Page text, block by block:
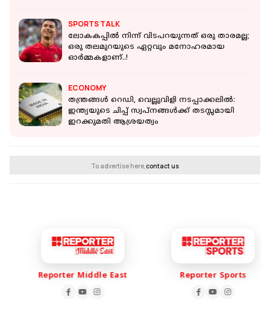
SPORTS TALK
ലോകകപ്പിൽ നിന്ന് വിടപറയുന്നത് ഒരു താരമല്ല;
ഒരു തലമുറയുടെ ഏറ്റവും മനോഹരമായ
ഓർമ്മകളാണ്..!
ECONOMY
തന്ത്രങ്ങൾ റെഡി, വെല്ലുവിളി നടപ്പാക്കലിൽ:
ഇന്ത്യയുടെ ചിപ്പ് സ്വപ്നങ്ങൾക്ക് തടസ്സമായി
ഇറക്കുമതി ആശ്രയത്വം
To advertise here,contact us
Reporter Middle East Reporter Sports